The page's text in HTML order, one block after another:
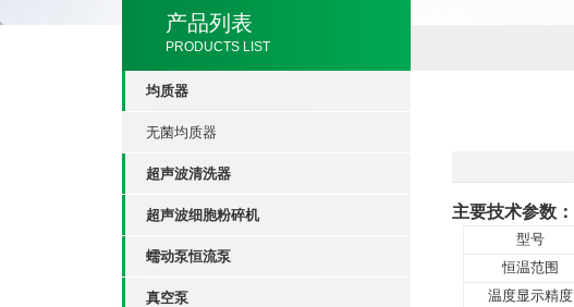
产品列表
PRODUCTS LIST
均质器
无菌均质器
超声波清洗器
超声波细胞粉碎机
蠕动泵恒流泵
真空泵
主要技术参数：
型号
恒温范围
温度显示精度